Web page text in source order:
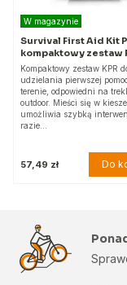
W magazynie
Survival First Aid Kit
kompaktowy zestaw
Kompaktowy zestaw KPR
udzielania pierwszej
terenie, odpowiedni na
outdoor. Mieści się w
umożliwia szybką
razie…
57,49 zł Do